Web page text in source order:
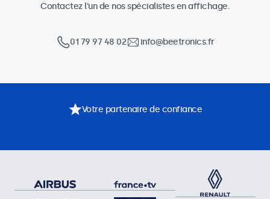
Contactez l’un de nos spécialistes en affichage.
01 79 97 48 02 info@beetronics.fr
Votre partenaire de confiance